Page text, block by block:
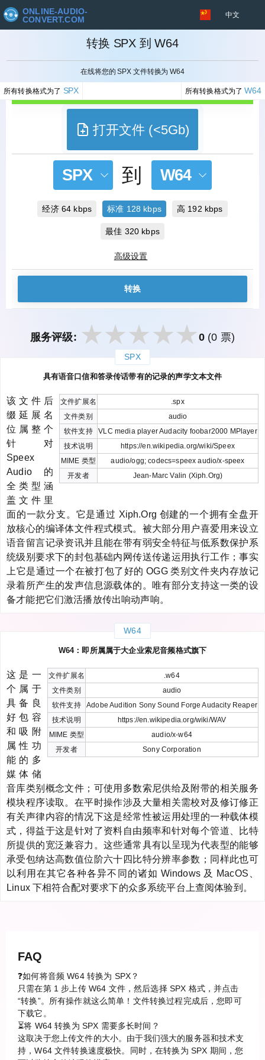
ONLINE-AUDIO-
CONVERT.COM
中文
转换 SPX 到 W64
在线将您的 SPX 文件转换为 W64
所有转换格式为了 SPX 所有转换格式为了W64
取消
打开文件 (<5Gb)
SPX 到 W64
经济 64 kbps 标准 128 kbps 高 192 kbps
最佳 320 kbps
高级设置
转换
服务评级: 0 (0 票)
SPX
具有语音口信和答录传话带有的记录的声学文本文件
文件扩展名
.spx
文件类别
audio
软件支持
VLC media player Audacity foobar2000 MPlayer
技术说明
https://en.wikipedia.org/wiki/Speex
MIME 类型
audio/ogg; codecs=speex audio/x-speex
开发者
Jean-Marc Valin (Xiph.Org)
该文件后
缀延展名
位属整个
针对
Speex
Audio 的
全类型涵
盖文件里
面的一款分支。它是通过 Xiph.Org 创建的一个拥有全盘开
放核心的编译体文件程式模式。被大部分用户喜爱用来设立
语音留言记录资讯并且能在带有弱安全特征与低系数保护系
统级别要求下的封包基础内网传送传递运用执行工作；事实
上它是通过一个在被打包了好的 OGG 类别文件夹内存放记
录着所产生的发声信息源载体的。唯有部分支持这一类的设
备才能把它们激活播放传出响动声响。
W64
W64：即所属属于大企业索尼音频格式旗下
文件扩展名
.w64
文件类别
audio
软件支持
Adobe Audition Sony Sound Forge Audacity Reaper
技术说明
https://en.wikipedia.org/wiki/WAV
MIME 类型
audio/x-w64
开发者
Sony Corporation
这是一
个属于
具备良
好包容
和吸附
属性功
能的多
媒体储
音库类别概念文件；可使用多数索尼供给及附带的相关服务
模块程序读取。在平时操作涉及大量相关需校对及修订修正
有关声律内容的情况下这是经常性被运用处理的一种载体模
式，得益于这是针对了资料自由频率和针对每个管道、比特
所提供的宽泛兼容力。这些通常具有以呈现为代表型的能够
承受包纳达高数值位阶六十四比特分辨率参数；同样此也可
以利用在其它各种各异不同的诸如 Windows 及 MacOS、
Linux 下相符合配对要求下的众多系统平台上查阅体验到。
FAQ
❓如何将音频 W64 转换为 SPX？
只需在第 1 步上传 W64 文件，然后选择 SPX 格式，并点击
“转换”。所有操作就这么简单！文件转换过程完成后，您即可
下载它。
⏳将 W64 转换为 SPX 需要多长时间？
这取决于您上传文件的大小。由于我们强大的服务器和技术支
持，W64 文件转换速度极快。同时，在转换为 SPX 期间，您